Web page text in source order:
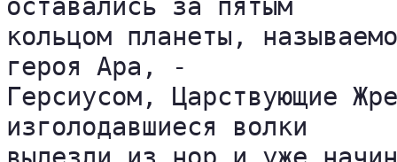
оставались за пятым
кольцом планеты,
героя Ара, -
Герсиусом, Царствующие
изголодавшиеся волки